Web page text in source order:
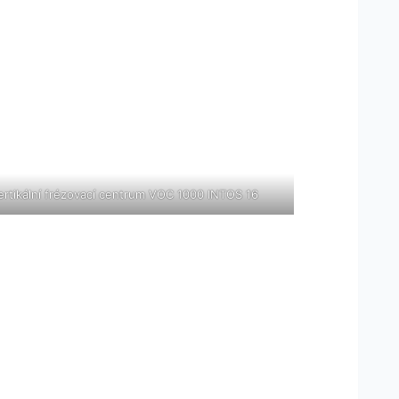
frézovací centrum VOC 1000 INTOS 16